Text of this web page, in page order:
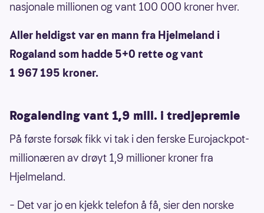
nasjonale millionen og vant 100 000 kroner hver.
Aller heldigst var en mann fra Hjelmeland i
Rogaland som hadde 5+0 rette og vant
1 967 195 kroner.
Rogalending vant 1,9 mill. i tredjepremie
På første forsøk fikk vi tak i den ferske Eurojackpot-
millionæren av drøyt 1,9 millioner kroner fra
Hjelmeland.
– Det var jo en kjekk telefon å få, sier den norske